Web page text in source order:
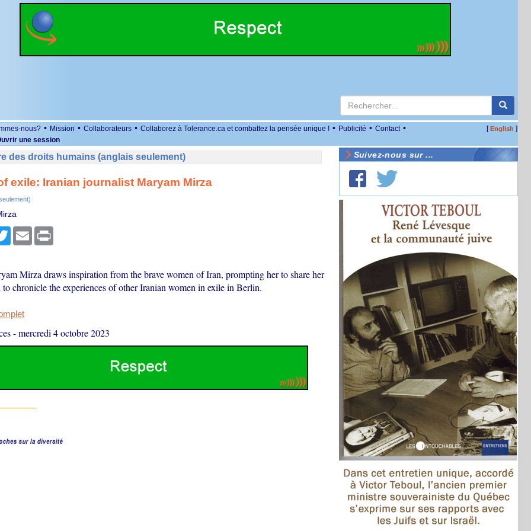
nous? • Mission • Collaborateurs • Collaborez à Tolerance.ca et combattez la pensée unique ! • Publicité • Contact •
une session
[English ]
des droits humains (anglais seulement)
exile: Iranian journalist Maryam Mirza
TwitterEmail Print
Mirza draws inspiration from the brave women of Iran, prompting her to share her
chronicle the experiences of other Iranian women in exile in Berlin.
-mercredi 4 octobre 2023
Suivez-nous sur ...